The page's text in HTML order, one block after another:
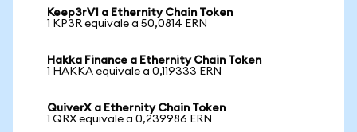
Keep3rV1 a Ethernity Chain Token
1 KP3R equivale a 50,0814 ERN
Hakka Finance a Ethernity Chain Token
1 HAKKA equivale a 0,119333 ERN
QuiverX a Ethernity Chain Token
1 QRX equivale a 0,239986 ERN